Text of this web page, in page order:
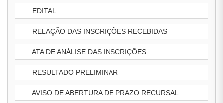
EDITAL
RELAÇÃO DAS INSCRIÇÕES RECEBIDAS
ATA DE ANÁLISE DAS INSCRIÇÕES
RESULTADO PRELIMINAR
AVISO DE ABERTURA DE PRAZO RECURSAL